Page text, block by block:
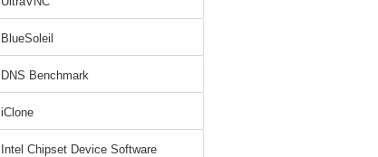
BlueSoleil
DNS Benchmark
iClone
Intel Chipset Device Software